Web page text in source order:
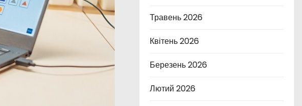
Травень 2026
Квітень 2026
Березень 2026
Лютий 2026